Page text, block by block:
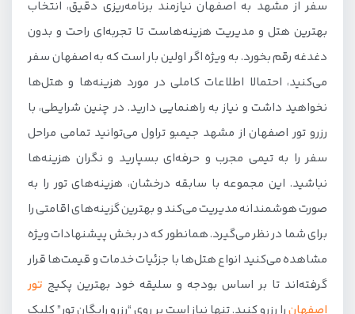
سفر از مشهد به اصفهان نیازمند برنامه‌ریزی دقیق، انتخاب
بهترین هتل و مدیریت هزینه‌هاست تا تجربه‌ای راحت و بدون
دغدغه رقم بخورد. به ویژه اگر اولین بار است که به اصفهان سفر
می‌کنید، احتمالا اطلاعات کاملی در مورد هزینه‌ها و هتل‌ها
نخواهید داشت و نیاز به راهنمایی دارید. در چنین شرایطی، با
رزرو تور اصفهان از مشهد جیمبو تراول می‌توانید تمامی مراحل
سفر را به تیمی مجرب و حرفه‌ای بسپارید و نگران هزینه‌ها
نباشید. این مجموعه با سابقه درخشان، هزینه‌های تور را به
صورت هوشمندانه مدیریت می‌کند و بهترین گزینه‌های اقامتی را
برای شما در نظر می‌گیرد. همانطور که در بخش پیشنهادات ویژه
مشاهده می‌کنید انواع هتل‌ها با جزئیات خدمات و قیمت‌ها قرار
گرفته‌اند تا بر اساس بودجه و سلیقه خود بهترین پکیج تور
اصفهانرا رزرو کنید. تنها نیاز است بر روی “رزرو رایگان تور” کلیک